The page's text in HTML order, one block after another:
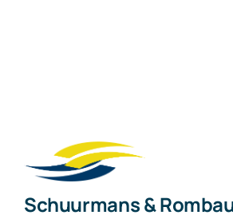
Schuurmans &